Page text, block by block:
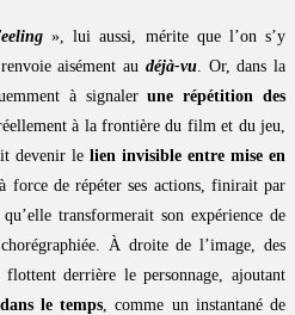
», lui aussi, mérite que l’on s’y
aisément au déjà-vu. Or, dans la
à signalerune répétition des
à la frontière du film et du jeu,
devenir le lien invisible entre mise en
force de répéter ses actions, finirait par
transformerait son expérience de
À droite de l’image, des
derrière le personnage, ajoutant
le temps , comme un instantané de